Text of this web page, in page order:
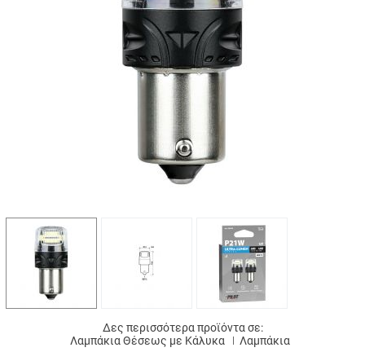
Δες περισσότερα προϊόντα σε:
Λαμπάκια Θέσεως με Κάλυκα
Λαμπάκια